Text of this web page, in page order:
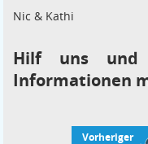
Nic & Kathi
Hilf uns und
Informationen
Vorheriger